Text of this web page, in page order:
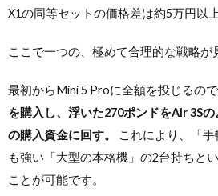
X1の同等セットの価格差は約5万円以
ここで一つの、極めて合理的な戦略が
最初からMini 5 Proに全額を投じるので
を購入し、浮いた270ポンドをAir 3Sの
の購入資金に回す。
これにより、「
も強い「大型の本格機」の2台持ちと
ことが可能です。